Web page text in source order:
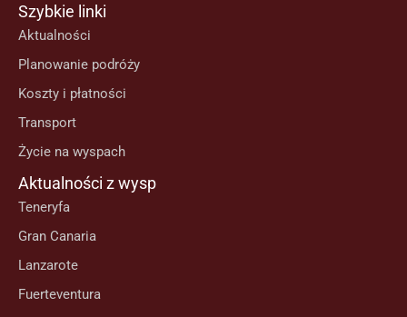
Szybkie linki
Aktualności
Planowanie podróży
Koszty i płatności
Transport
Życie na wyspach
Aktualności z wysp
Teneryfa
Gran Canaria
Lanzarote
Fuerteventura